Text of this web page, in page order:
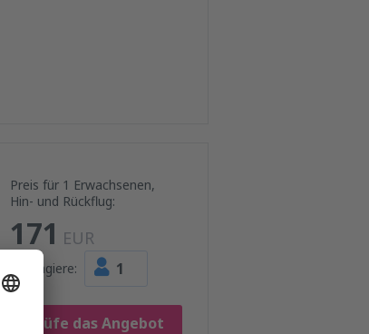
Preis für 1 Erwachsenen,
Hin- und Rückflug:
171 EUR
Passagiere: 1
Prüfe das Angebot